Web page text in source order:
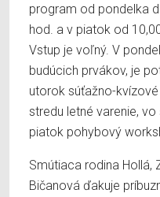
program od pondelka
hod. a v piatok od
Vstup je voľný. V
budúcich prvákov, je
utorok súťažno-
stredu letné varenie,
piatok pohybový
Smútiaca rodina Hollá,
Bičanová ďakuje